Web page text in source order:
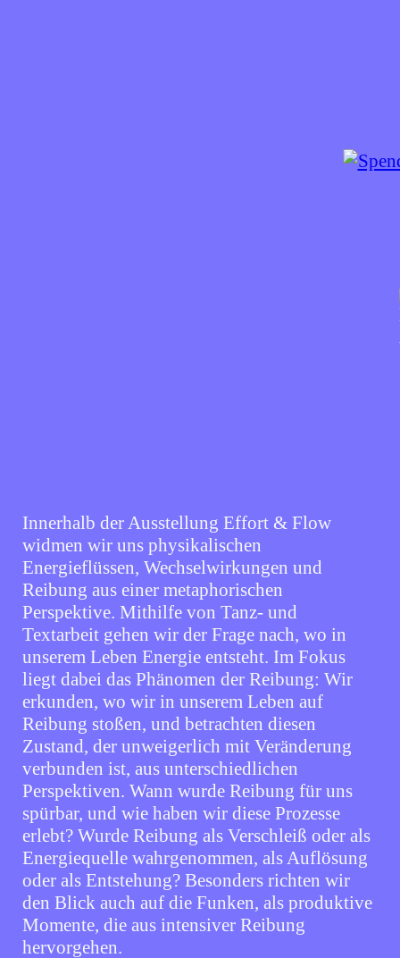
Innerhalb der Ausstellung Effort & Flow
widmen wir uns physikalischen
Energieflüssen, Wechselwirkungen und
Reibung aus einer metaphorischen
Perspektive. Mithilfe von Tanz- und
Textarbeit gehen wir der Frage nach, wo in
unserem Leben Energie entsteht. Im Fokus
liegt dabei das Phänomen der Reibung: Wir
erkunden, wo wir in unserem Leben auf
Reibung stoßen, und betrachten diesen
Zustand, der unweigerlich mit Veränderung
verbunden ist, aus unterschiedlichen
Perspektiven. Wann wurde Reibung für uns
spürbar, und wie haben wir diese Prozesse
erlebt? Wurde Reibung als Verschleiß oder als
Energiequelle wahrgenommen, als Auflösung
oder als Entstehung? Besonders richten wir
den Blick auch auf die Funken, als produktive
Momente, die aus intensiver Reibung
hervorgehen.